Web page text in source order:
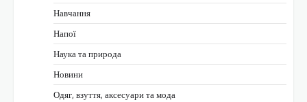
Навчання
Напої
Наука та природа
Новини
Одяг, взуття, аксесуари та мода